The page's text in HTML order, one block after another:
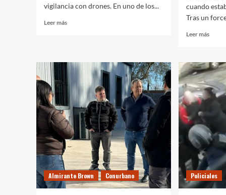
vigilancia con drones. En uno de los...
Leer másLeer
tras
operativo
antidrogas
en
Florencio
Varela
cuando
Tras un
Leer másLeer
a
un
y
la
mujer
a
los
Almirante Brown Conurbano Policiales